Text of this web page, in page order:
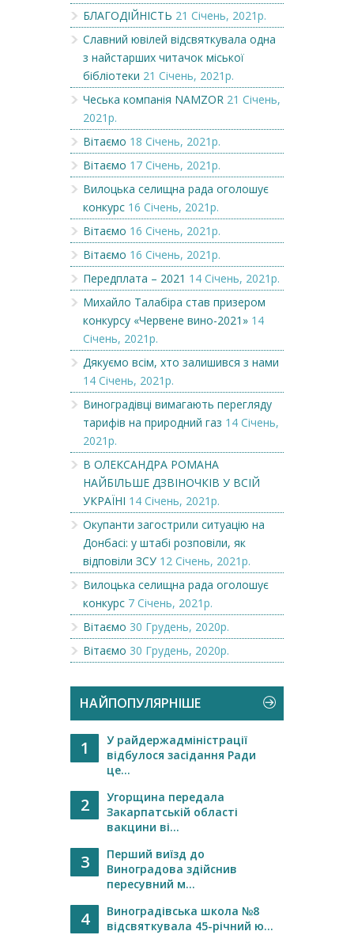
БЛАГОДІЙНІСТЬ 21 Січень, 2021р.
Славний ювілей відсвяткувала одна
з найстарших читачок міської
бібліотеки 21 Січень, 2021р.
Чеська компанія NAMZOR 21 Січень,
2021р.
Вітаємо 18 Січень, 2021р.
Вітаємо 17 Січень, 2021р.
Вилоцька селищна рада оголошує
конкурс 16 Січень, 2021р.
Вітаємо 16 Січень, 2021р.
Вітаємо 16 Січень, 2021р.
Передплата – 2021 14 Січень, 2021р.
Михайло Талабіра став призером
конкурсу «Червене вино-2021» 14
Січень, 2021р.
Дякуємо всім, хто залишився з нами
14 Січень, 2021р.
Виноградівці вимагають перегляду
тарифів на природний газ 14 Січень,
2021р.
В ОЛЕКСАНДРА РОМАНА
НАЙБІЛЬШЕ ДЗВІНОЧКІВ У ВСІЙ
УКРАЇНІ 14 Січень, 2021р.
Окупанти загострили ситуацію на
Донбасі: у штабі розповіли, як
відповіли ЗСУ 12 Січень, 2021р.
Вилоцька селищна рада оголошує
конкурс 7 Січень, 2021р.
Вітаємо 30 Грудень, 2020р.
Вітаємо 30 Грудень, 2020р.
НАЙПОПУЛЯРНІШЕ
1
У райдержадміністрації
відбулося засідання Ради
це...
2
Угорщина передала
Закарпатській області
вакцини ві...
3
Перший виїзд до
Виноградова здійснив
пересувний м...
4
Виноградівська школа №8
відсвяткувала 45-річний ю...